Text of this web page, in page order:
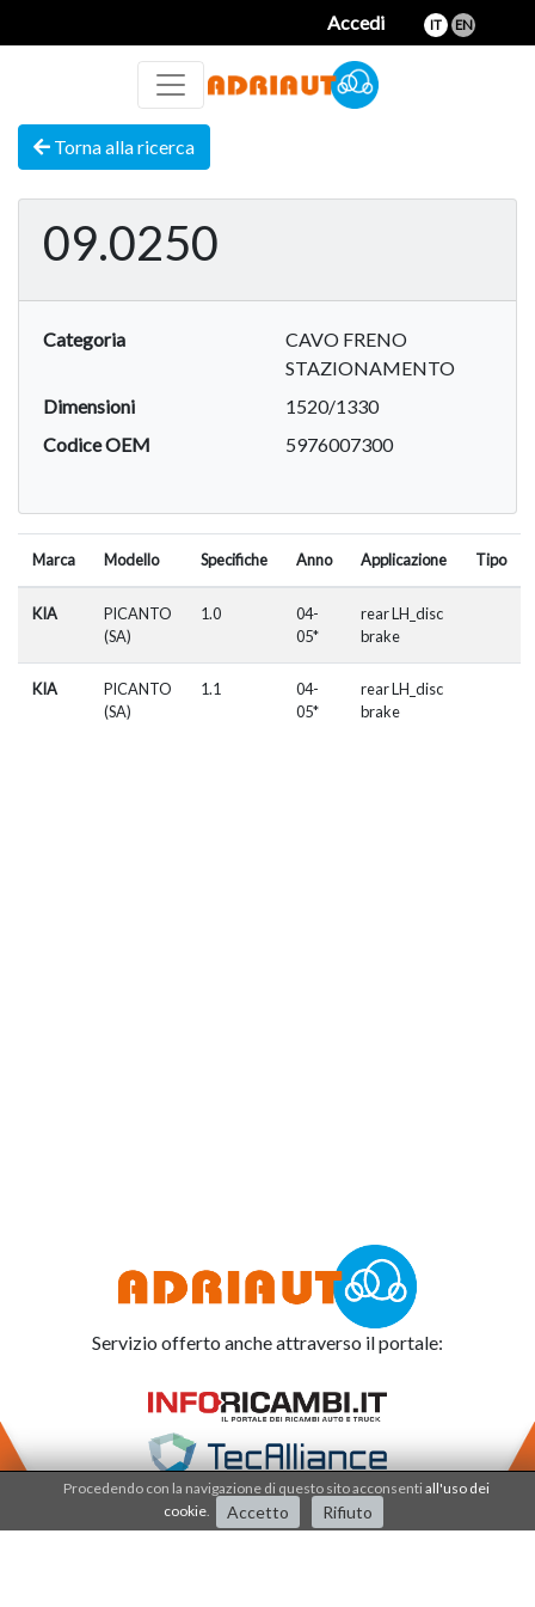
Accedi IT EN
Torna alla ricerca
09.0250
Categoria
CAVO FRENO
STAZIONAMENTO
Dimensioni
1520/1330
Codice OEM
5976007300
Marca Modello Specifiche Anno Applicazione Tipo
KIA
PICANTO
(SA)
1.0
04-
05*
rear LH_disc
brake
KIA
PICANTO
(SA)
1.1
04-
05*
rear LH_disc
brake
Servizio offerto anche attraverso il portale:
Procedendo con la navigazione di questo sito acconsenti all'uso dei
cookie
Accetto Rifiuto